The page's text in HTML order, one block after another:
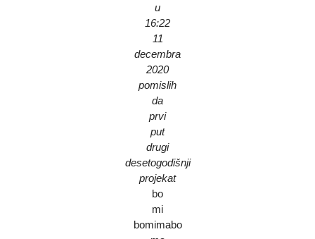
u
16:22
11
decembra
2020
pomislih
da
prvi
put
drugi
desetogodišnji
projekat
bo
mi
bomimabo